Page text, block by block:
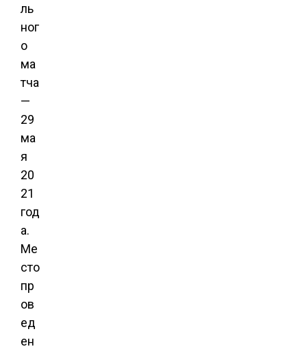
ль
ног
о
ма
тча
—
29
ма
я
20
21
год
а.
Ме
сто
пр
ов
ед
ен